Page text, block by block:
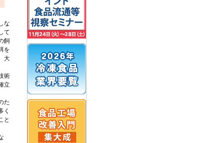
な
て
飼
を
大
術
立
た
く
と